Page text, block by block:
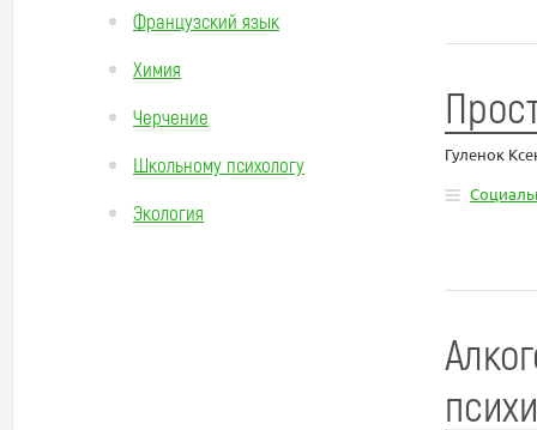
Французский язык
Химия
Черчение
Школьному психологу
Экология
Гуленок